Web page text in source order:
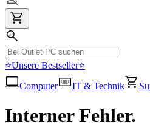
⭐Unsere Bestseller⭐
Computer
IT & Technik
Interner Fehler.